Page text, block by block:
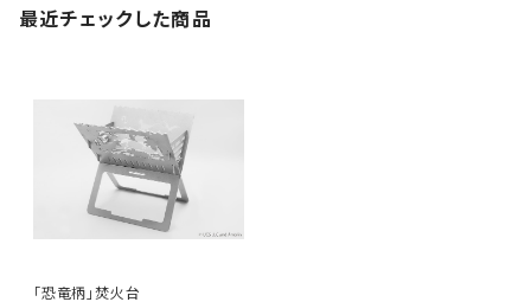
最近チェックした商品
「恐竜柄」焚火台